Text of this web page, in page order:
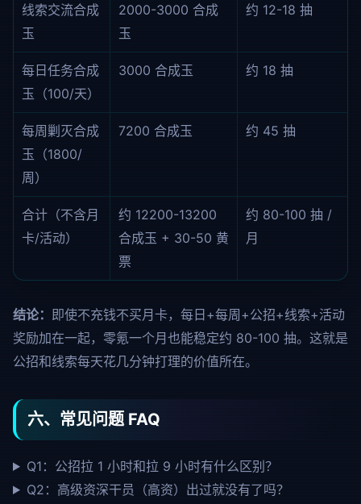
线索交流合成
玉
2000-3000 合成
玉
约 12-18 抽
每日任务合成
玉（100/天）
3000 合成玉 约 18 抽
每周剿灭合成
玉（1800/
周）
7200 合成玉 约 45 抽
合计（不含月
卡/活动）
约 12200-13200
合成玉 + 30-50 黄
票
约 80-100 抽 /
月
结论： 即使不充钱不买月卡，每日+每周+公招+线索+活动
奖励加在一起，零氪一个月也能稳定约 80-100 抽。这就是
公招和线索每天花几分钟打理的价值所在。
六、常见问题 FAQ
Q1：公招拉 1 小时和拉 9 小时有什么区别？
Q2：高级资深干员（高资）出过就没有了吗？